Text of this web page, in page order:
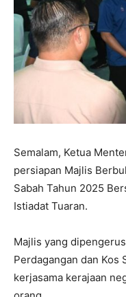
Semalam, Ketua
persiapan Majlis
Sabah Tahun 2025
Istiadat Tuaran.
Majlis yang
Perdagangan dan Kos
kerjasama kerajaan